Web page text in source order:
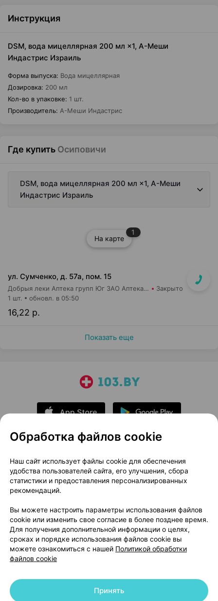
Инструкция
DSM, вода мицеллярная 200 мл ×1, А-Меши
Индастрис Израиль
Форма выпуска: Вода мицеллярная
Дозировка: 200 мл
Кол-во в упаковке: 1 шт.
Производитель: А-Меши Индастрис
Где купить Осиповичи
DSM, вода мицеллярная 200 мл ×1, А-Меши
Индастрис Израиль
На карте
1
ул. Сумченко, д. 57а, пом. 15
Добрыя леки Аптека групп Юг ЗАО Аптека №81 Закрыто
16,22 р.
1 шт. обновл. в 05:50
Показать еще
О проекте
Новости проекта
Размещение рекламы
Медицинский маркетинг
Публичный договор
Доставка
Способы оплаты
Вакансии
Партнеры
Написать руководителю 103.by
Написать в поддержку
Персональные настройки Cookie
© 2026 ООО «Артокс Лаб», УНП 191700409 | 220012, Республика Беларусь,
Обработка файлов cookie
Наш сайт использует файлы cookie для обеспечения
удобства пользователей сайта, его улучшения, сбора
статистики и предоставления персонализированных
рекомендаций.
Вы можете настроить параметры использования файлов
cookie или изменить свое согласие в более позднее время.
Для получения дополнительной информации о целях,
сроках и порядке использования файлов cookie вы
можете ознакомиться с нашей Политикой обработки
файлов cookie
Принять